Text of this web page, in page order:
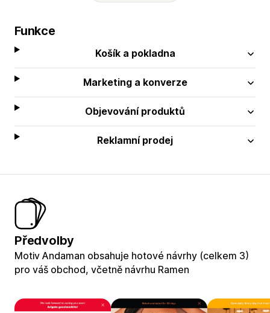
Funkce
Košík a pokladna
Marketing a konverze
Objevování produktů
Reklamní prodej
Předvolby
Motiv Andaman obsahuje hotové návrhy (celkem 3)
pro váš obchod, včetně návrhu Ramen